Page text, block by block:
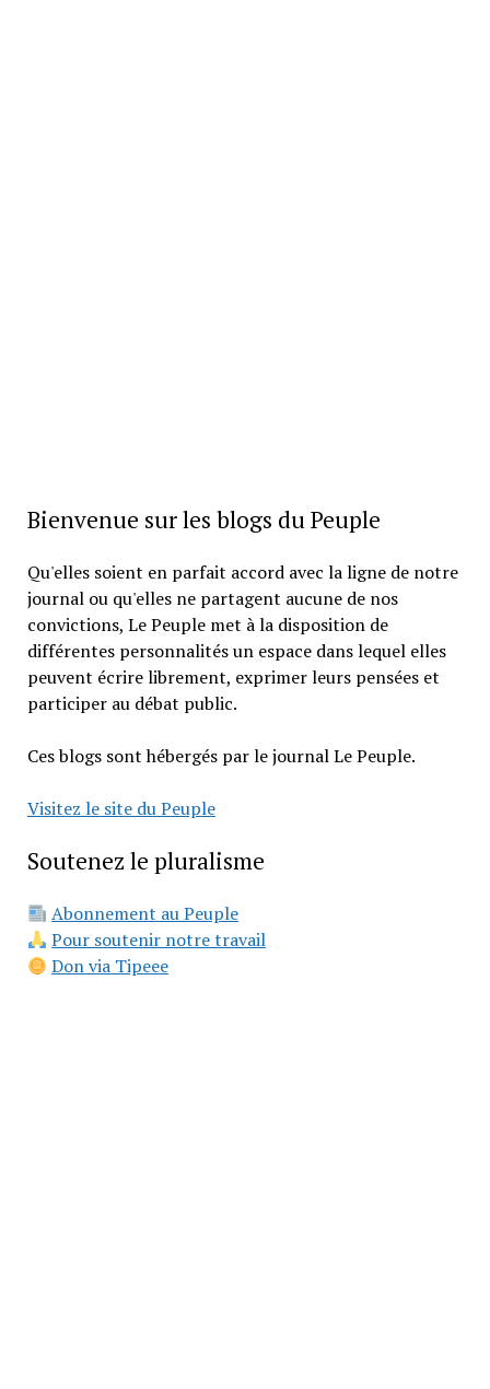
Bienvenue sur les blogs du Peuple
Qu'elles soient en parfait accord avec la ligne de notre
journal ou qu'elles ne partagent aucune de nos
convictions, Le Peuple met à la disposition de
différentes personnalités un espace dans lequel elles
peuvent écrire librement, exprimer leurs pensées et
participer au débat public.
Ces blogs sont hébergés par le journal Le Peuple.
Visitez le site du Peuple
Soutenez le pluralisme
Abonnement au Peuple
Pour soutenir notre travail
Don via Tipeee